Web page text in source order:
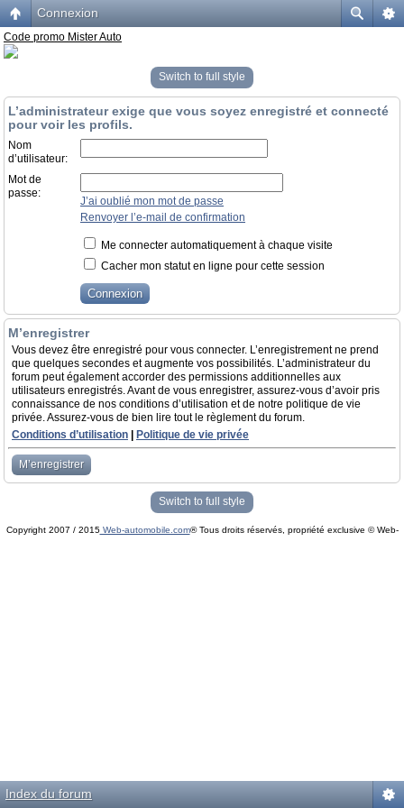
Connexion
Code promo Mister Auto
Switch to full style
L’administrateur exige que vous soyez enregistré et connecté
pour voir les profils.
Nom
d’utilisateur:
Mot de
passe:
J’ai oublié mon mot de passe
Renvoyer l’e-mail de confirmation
Me connecter automatiquement à chaque visite
Cacher mon statut en ligne pour cette session
M’enregistrer
Vous devez être enregistré pour vous connecter. L’enregistrement ne prend
que quelques secondes et augmente vos possibilités. L’administrateur du
forum peut également accorder des permissions additionnelles aux
utilisateurs enregistrés. Avant de vous enregistrer, assurez-vous d’avoir pris
connaissance de nos conditions d’utilisation et de notre politique de vie
privée. Assurez-vous de bien lire tout le règlement du forum.
Conditions d’utilisation
Politique de vie privée
M’enregistrer
Switch to full style
Copyright 2007 / 2015Web-automobile.com® Tous droits réservés, propriété exclusive © Web-
Index du forum